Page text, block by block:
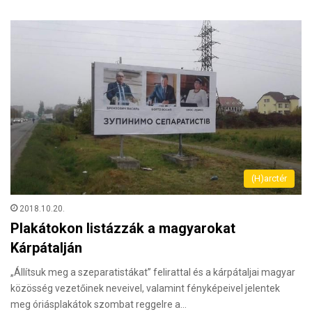
(H)arctér
2018.10.20.
Plakátokon listázzák a magyarokat
Kárpátalján
„Állítsuk meg a szeparatistákat” felirattal és a kárpátaljai magyar
közösség vezetőinek neveivel, valamint fényképeivel jelentek
meg óriásplakátok szombat reggelre a…